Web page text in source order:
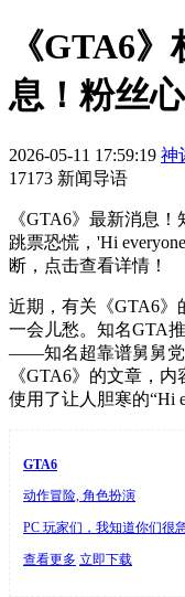
《GTA6
息！粉丝
2026-05-11 17:59:19 神
17173 新闻导语
《GTA6》最新消息！
跳票恐慌，'Hi
断，点击查看详情！
近期，有关《GTA6》
一会儿愁。知名GTA
——知名超靠谱舅舅党
《GTA6》的文章，
使用了让人胆寒的“Hi
GTA6
动作冒险, 角色扮演
PC 玩家们，我知道你们很
查看更多 立即下载